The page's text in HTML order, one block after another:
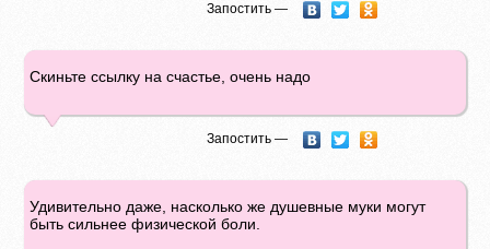
Запостить —
Скиньте ссылку на счастье, очень надо
Запостить —
Удивительно даже, насколько же душевные муки могут
быть сильнее физической боли.